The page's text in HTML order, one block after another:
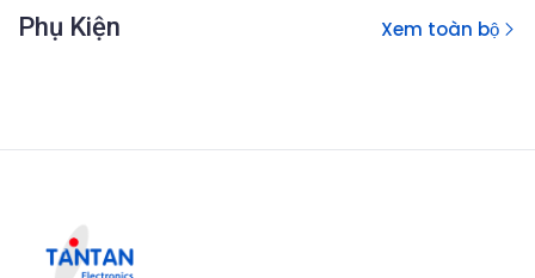
Phụ Kiện Xem toàn bộ